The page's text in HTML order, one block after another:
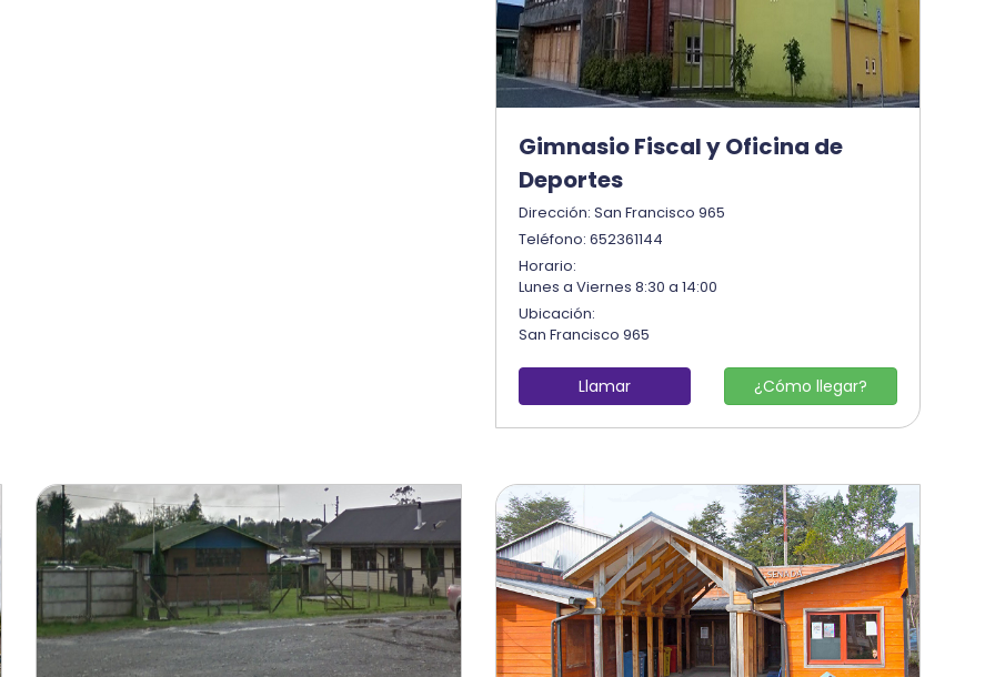
Gimnasio Fiscal y Oficina de
Deportes
Dirección: San Francisco 965
Teléfono: 652361144
Horario:
Lunes a Viernes 8:30 a 14:00
Ubicación:
San Francisco 965
Llamar ¿Cómo llegar?